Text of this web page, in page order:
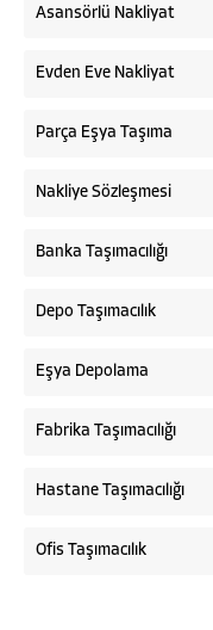
Asansörlü Nakliyat
Evden Eve Nakliyat
Parça Eşya Taşıma
Nakliye Sözleşmesi
Banka Taşımacılığı
Depo Taşımacılık
Eşya Depolama
Fabrika Taşımacılığı
Hastane Taşımacılığı
Ofis Taşımacılık